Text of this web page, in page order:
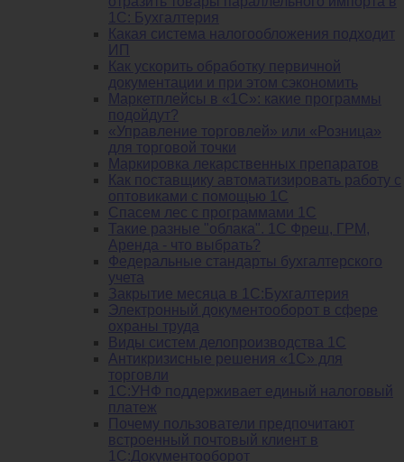
1С: Бухгалтерия
Какая система налогообложения подходит
ИП
Как ускорить обработку первичной
документации и при этом сэкономить
Маркетплейсы в «1С»: какие программы
подойдут?
«Управление торговлей» или «Розница»
для торговой точки
Маркировка лекарственных препаратов
Как поставщику автоматизировать работу с
оптовиками с помощью 1С
Спасем лес с программами 1С
Такие разные "облака". 1С Фреш, ГРМ,
Аренда - что выбрать?
Федеральные стандарты бухгалтерского
учета
Закрытие месяца в 1С:Бухгалтерия
Электронный документооборот в сфере
охраны труда
Виды систем делопроизводства 1C
Антикризисные решения «1С» для
торговли
1С:УНФ поддерживает единый налоговый
платеж
Почему пользователи предпочитают
встроенный почтовый клиент в
1С:Документооборот